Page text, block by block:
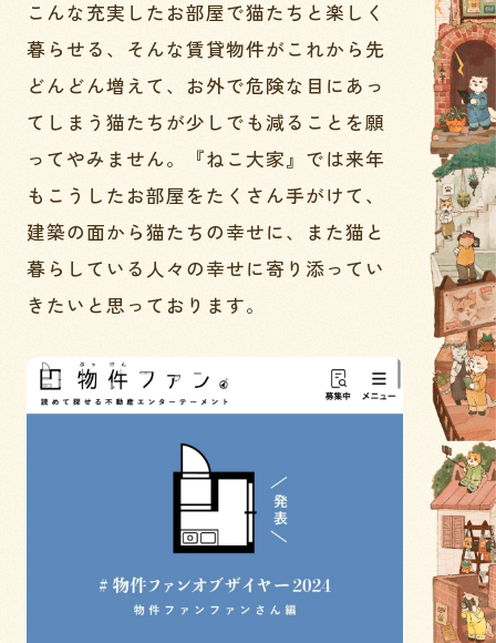
こんな充実したお部屋で猫たちと楽しく
暮らせる、そんな賃貸物件がこれから先
どんどん増えて、お外で危険な目にあっ
てしまう猫たちが少しでも減ることを願
ってやみません。『ねこ大家』では来年
もこうしたお部屋をたくさん手がけて、
建築の面から猫たちの幸せに、また猫と
暮らしている人々の幸せに寄り添ってい
きたいと思っております。